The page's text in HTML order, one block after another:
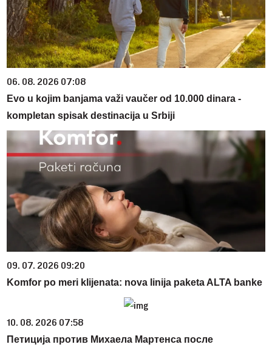
06. 08. 2026 07:08
Evo u kojim banjama važi vaučer od 10.000 dinara -
kompletan spisak destinacija u Srbiji
09. 07. 2026 09:20
Komfor po meri klijenata: nova linija paketa ALTA banke
10. 08. 2026 07:58
Петиција против Михаела Мартенса после